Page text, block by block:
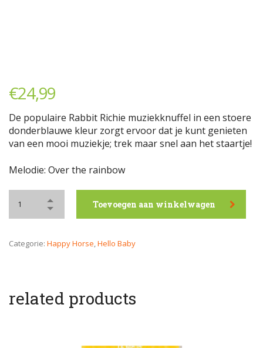
€24,99
De populaire Rabbit Richie muziekknuffel in een stoere
donderblauwe kleur zorgt ervoor dat je kunt genieten
van een mooi muziekje; trek maar snel aan het staartje!
Melodie: Over the rainbow
Toevoegen aan winkelwagen
Categorie: Happy Horse,Hello Baby
related products